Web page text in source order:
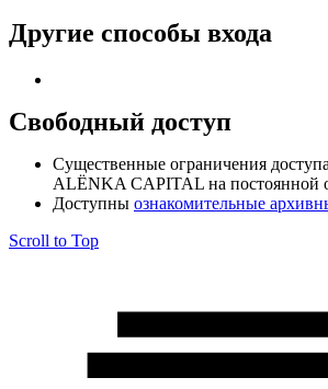
Другие способы входа
Свободный доступ
Cущественные ограничения
ALЁNKA CAPITAL на постоянной
Доступны ознакомительные
Scroll to Top